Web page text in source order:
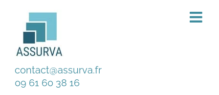
contenu
contact@assurva.fr
09 61 60 38 16